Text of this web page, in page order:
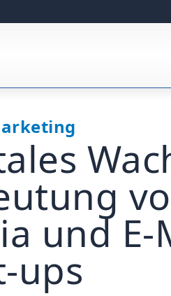
und
ups